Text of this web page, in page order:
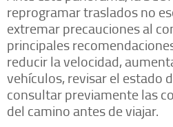
reprogramar traslados no
extremar precauciones al
principales
reducir la velocidad,
vehículos, revisar el estado
consultar previamente las
del camino antes de viajar.